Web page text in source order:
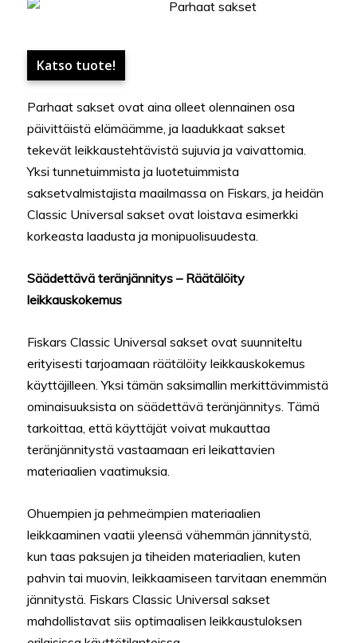
Katso tuote!
Parhaat sakset ovat aina olleet olennainen osa
päivittäistä elämäämme, ja laadukkaat sakset
tekevät leikkaustehtävistä sujuvia ja vaivattomia.
Yksi tunnetuimmista ja luotetuimmista
saksetvalmistajista maailmassa on Fiskars, ja heidän
Classic Universal sakset ovat loistava esimerkki
korkeasta laadusta ja monipuolisuudesta.
Säädettävä teränjännitys – Räätälöity
leikkauskokemus
Fiskars Classic Universal sakset ovat suunniteltu
erityisesti tarjoamaan räätälöity leikkauskokemus
käyttäjilleen. Yksi tämän saksimallin merkittävimmistä
ominaisuuksista on säädettävä teränjännitys. Tämä
tarkoittaa, että käyttäjät voivat mukauttaa
teränjännitystä vastaamaan eri leikattavien
materiaalien vaatimuksia.
Ohuempien ja pehmeämpien materiaalien
leikkaaminen vaatii yleensä vähemmän jännitystä,
kun taas paksujen ja tiheiden materiaalien, kuten
pahvin tai muovin, leikkaamiseen tarvitaan enemmän
jännitystä. Fiskars Classic Universal sakset
mahdollistavat siis optimaalisen leikkaustuloksen